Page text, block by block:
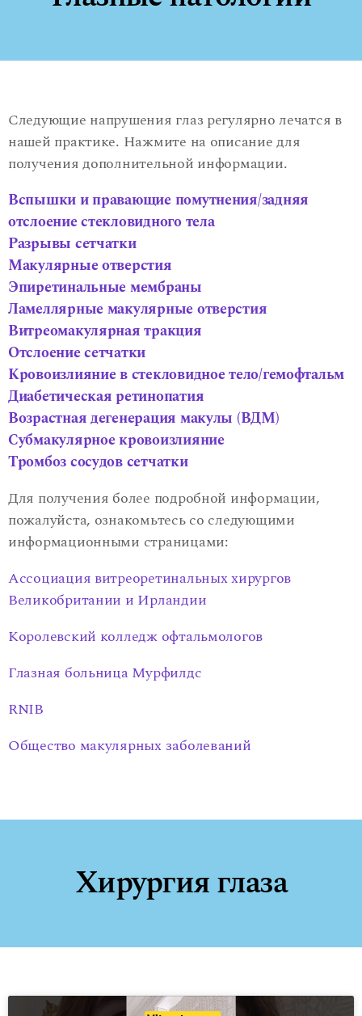
Следующие напрушения глаз регулярно лечатся в
нашей практике. Нажмите на описание для
получения дополнительной информации.
Вспышки и правающие помутнения/задняя
отслоение стекловидного тела
Разрывы сетчатки
Макулярные отверстия
Эпиретинальные мембраны
Ламеллярные макулярные отверстия
Витреомакулярная тракция
Отслоение сетчатки
Кровоизлияние в стекловидное тело/гемофтальм
Диабетическая ретинопатия
Возрастная дегенерация макулы (ВДМ)
Субмакулярное кровоизлияние
Тромбоз сосудов сетчатки
Для получения более подробной информации,
пожалуйста, ознакомьтесь со следующими
информационными страницами:
Ассоциация витреоретинальных хирургов
Великобритании и Ирландии
Королевский колледж офтальмологов
Глазная больница Мурфилдс
RNIB
Общество макулярных заболеваний
Хирургия глаза